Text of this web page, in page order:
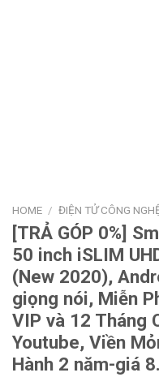
HOME / ĐIỆN TỬ CÔNG
[TRẢ GÓP 0%]
50 inch iSLIM
(New 2020),
giọng nói, Miễn
VIP và 12 Tháng
Youtube, Viền
Hành 2 năm-giá